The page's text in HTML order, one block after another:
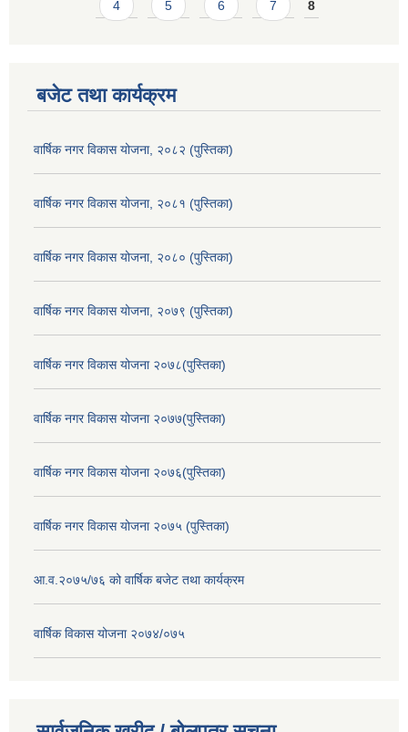
4 5 6 7 8
बजेट तथा कार्यक्रम
वार्षिक नगर विकास योजना, २०८२ (पुस्तिका)
वार्षिक नगर विकास योजना, २०८१ (पुस्तिका)
वार्षिक नगर विकास योजना, २०८० (पुस्तिका)
वार्षिक नगर विकास योजना, २०७९ (पुस्तिका)
वार्षिक नगर विकास योजना २०७८(पुस्तिका)
वार्षिक नगर विकास योजना २०७७(पुस्तिका)
वार्षिक नगर विकास योजना २०७६(पुस्तिका)
वार्षिक नगर विकास योजना २०७५ (पुस्तिका)
आ.व.२०७५/७६ को वार्षिक बजेट तथा कार्यक्रम
वार्षिक विकास योजना २०७४/०७५